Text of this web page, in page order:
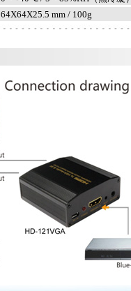
64X64X25.5 mm/ 100g